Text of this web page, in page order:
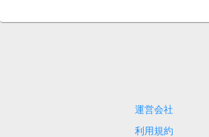
運営会社
利用規約